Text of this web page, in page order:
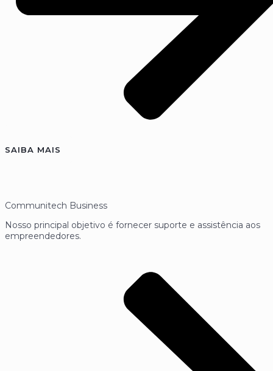
SAIBA MAIS
Communitech Business
Nosso principal objetivo é fornecer suporte e assistência aos
empreendedores.